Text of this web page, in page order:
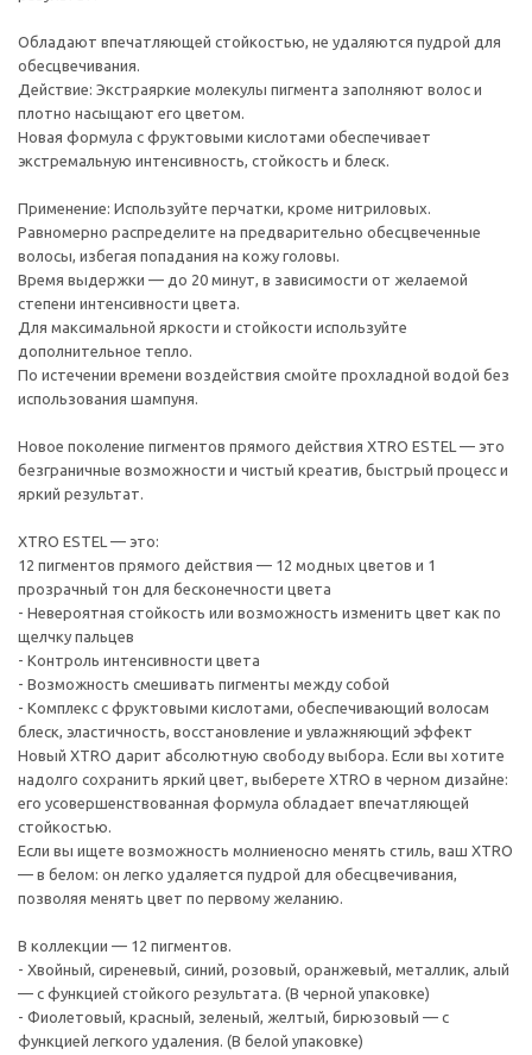
Обладают впечатляющей стойкостью, не удаляются пудрой для
обесцвечивания.
Действие: Экстраяркие молекулы пигмента заполняют волос и
плотно насыщают его цветом.
Новая формула с фруктовыми кислотами обеспечивает
экстремальную интенсивность, стойкость и блеск.
Применение: Используйте перчатки, кроме нитриловых.
Равномерно распределите на предварительно обесцвеченные
волосы, избегая попадания на кожу головы.
Время выдержки — до 20 минут, в зависимости от желаемой
степени интенсивности цвета.
Для максимальной яркости и стойкости используйте
дополнительное тепло.
По истечении времени воздействия смойте прохладной водой без
использования шампуня.
Новое поколение пигментов прямого действия XTRO ESTEL — это
безграничные возможности и чистый креатив, быстрый процесс и
яркий результат.
XTRO ESTEL — это:
12 пигментов прямого действия — 12 модных цветов и 1
прозрачный тон для бесконечности цвета
- Невероятная стойкость или возможность изменить цвет как по
щелчку пальцев
- Контроль интенсивности цвета
- Возможность смешивать пигменты между собой
- Комплекс с фруктовыми кислотами, обеспечивающий волосам
блеск, эластичность, восстановление и увлажняющий эффект
Новый XTRO дарит абсолютную свободу выбора. Если вы хотите
надолго сохранить яркий цвет, выберете XTRO в черном дизайне:
его усовершенствованная формула обладает впечатляющей
стойкостью.
Если вы ищете возможность молниеносно менять стиль, ваш XTRO
— в белом: он легко удаляется пудрой для обесцвечивания,
позволяя менять цвет по первому желанию.
В коллекции — 12 пигментов.
- Хвойный, сиреневый, синий, розовый, оранжевый, металлик, алый
— с функцией стойкого результата. (В черной упаковке)
- Фиолетовый, красный, зеленый, желтый, бирюзовый — с
функцией легкого удаления. (В белой упаковке)